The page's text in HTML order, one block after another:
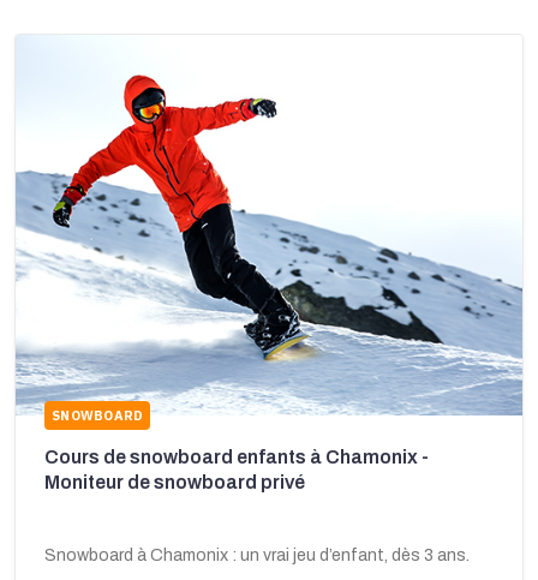
SNOWBOARD
Cours de snowboard enfants à Chamonix -
Moniteur de snowboard privé
Snowboard à Chamonix : un vrai jeu d’enfant, dès 3 ans.